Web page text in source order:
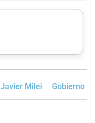
Javier Milei Gobierno